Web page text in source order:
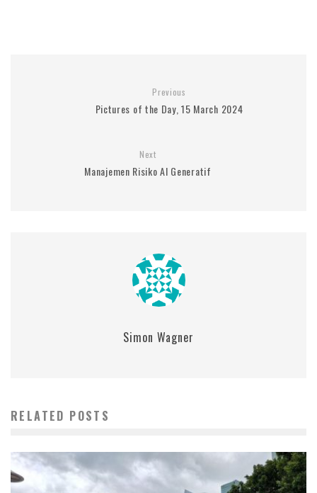
Previous
Pictures of the Day, 15 March 2024
Next
Manajemen Risiko AI Generatif
Simon Wagner
RELATED POSTS